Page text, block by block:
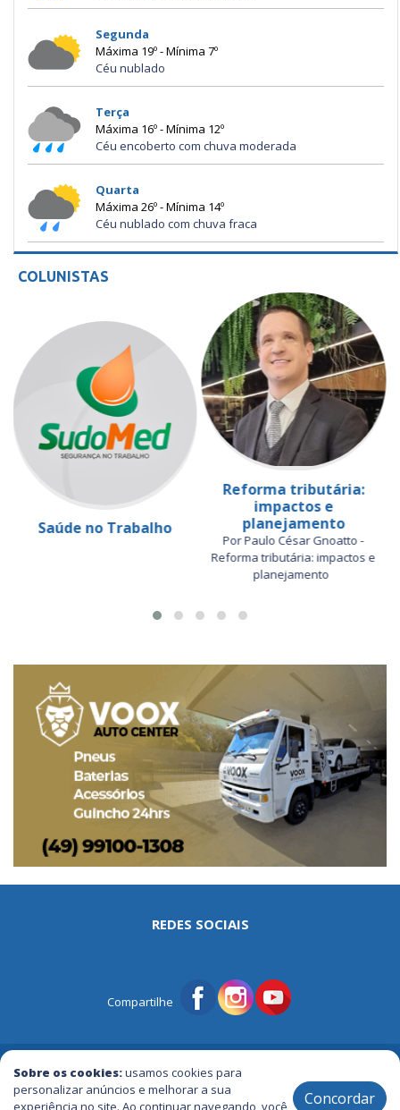
Segunda
Máxima 19º - Mínima 7º
Céu nublado
Terça
Máxima 16º - Mínima 12º
Céu encoberto com chuva moderada
Quarta
Máxima 26º - Mínima 14º
Céu nublado com chuva fraca
COLUNISTAS
Saúde no Trabalho
Reforma tributária:
impactos e
planejamento
Por Paulo César Gnoatto -
Reforma tributária: impactos e
planejamento
Sobre os cookies:usamos cookies para
personalizar anúncios e melhorar a sua
experiência no site. Ao continuar navegando, você
Concordar
REDES SOCIAIS
Compartilhe